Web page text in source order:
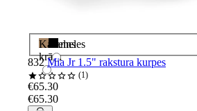
Karameles
krāsa
Melns
832 Mia Jr 1.5" rakstura kurpes
1
€65.30
€65.30